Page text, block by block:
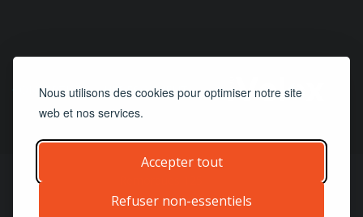
Nous utilisons des cookies pour optimiser notre site
web et nos services.
Accepter tout
Refuser non-essentiels
CONCEPTIONetHÉBERGEMENT
© 2019 - 2026 | Tous droits réservés